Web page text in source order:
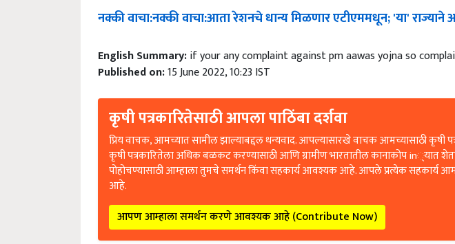
नक्कीवाचा:नक्कीवाचा:आतारेशनचेधान्यमिळणारएटीएममधून; 'या'राज्याने
English Summary: if your any complaint against pm aawas yojna so
Published on:15 June 2022, 10:23 IST
कृषी पत्रकारितेसाठी आपला पाठिंबा दर्शवा
प्रिय वाचक, आमच्यात सामील झाल्याबद्दल धन्यवाद. आपल्यासारखे वाचक आमच्यासाठी कृषी
कृषी पत्रकारितेला अधिक बळकट करण्यासाठी आणि ग्रामीण भारतातील कानाकोप in्यात
पोहोचण्यासाठी आम्हाला तुमचे समर्थन किंवा सहकार्य आवश्यक आहे. आपले प्रत्येक सहकार्य
आहे.
आपण आम्हाला समर्थन करणे आवश्यक आहे (Contribute Now)